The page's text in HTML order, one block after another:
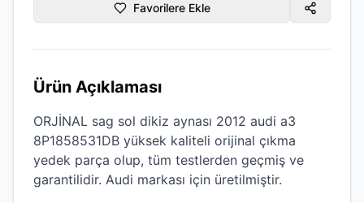
Favorilere Ekle
Ürün Açıklaması
ORJİNAL sag sol dikiz aynası 2012 audi a3
8P1858531DB yüksek kaliteli orijinal çıkma
yedek parça olup, tüm testlerden geçmiş ve
garantilidir. Audi markası için üretilmiştir.